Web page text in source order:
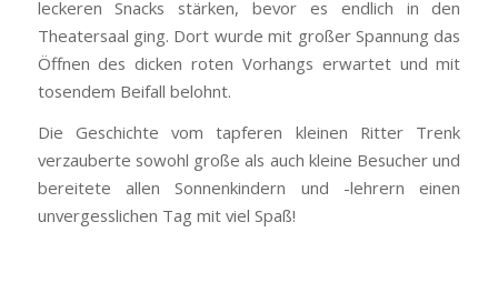
leckeren Snacks stärken, bevor es endlich in den
Theatersaal ging. Dort wurde mit großer Spannung das
Öffnen des dicken roten Vorhangs erwartet und mit
tosendem Beifall belohnt.
Die Geschichte vom tapferen kleinen Ritter Trenk
verzauberte sowohl große als auch kleine Besucher und
bereitete allen Sonnenkindern und -lehrern einen
unvergesslichen Tag mit viel Spaß!